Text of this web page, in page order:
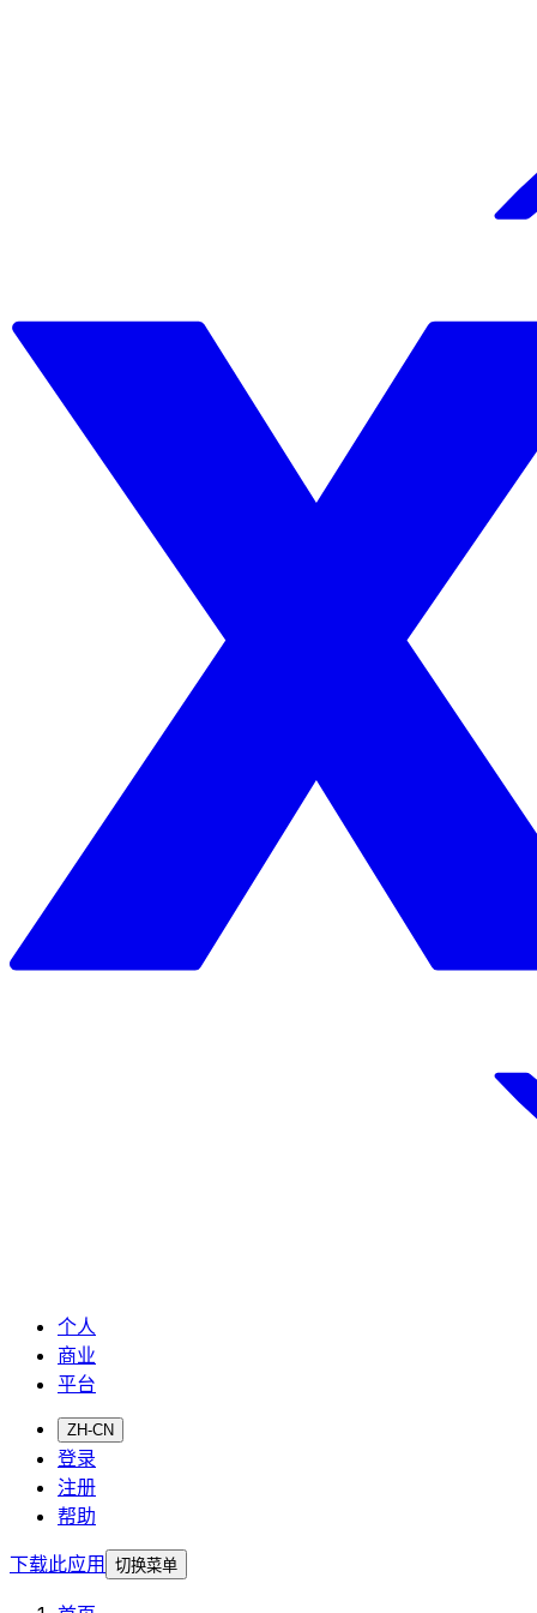
个人
商业
平台
ZH-CN
登录
注册
帮助
下载此应用 切换菜单